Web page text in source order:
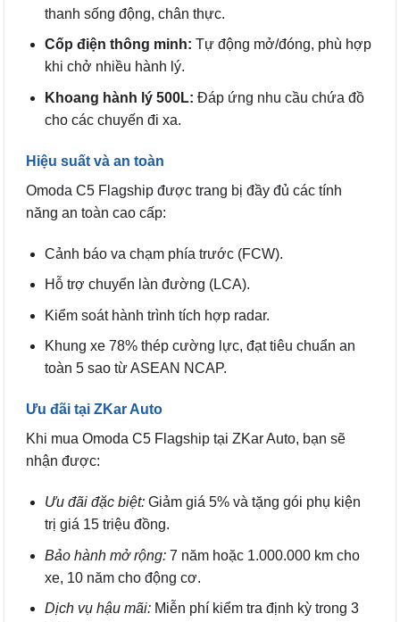
thanh sống động, chân thực.
Cốp điện thông minh: Tự động mở/đóng, phù hợp
khi chở nhiều hành lý.
Khoang hành lý 500L: Đáp ứng nhu cầu chứa đồ
cho các chuyến đi xa.
Hiệu suất và an toàn
Omoda C5 Flagship được trang bị đầy đủ các tính
năng an toàn cao cấp:
Cảnh báo va chạm phía trước (FCW).
Hỗ trợ chuyển làn đường (LCA).
Kiểm soát hành trình tích hợp radar.
Khung xe 78% thép cường lực, đạt tiêu chuẩn an
toàn 5 sao từ ASEAN NCAP.
Ưu đãi tại ZKar Auto
Khi mua Omoda C5 Flagship tại ZKar Auto, bạn sẽ
nhận được:
Ưu đãi đặc biệt:Giảm giá 5% và tặng gói phụ kiện
trị giá 15 triệu đồng.
Bảo hành mở rộng:7 năm hoặc 1.000.000 km cho
xe, 10 năm cho động cơ.
Dịch vụ hậu mãi:Miễn phí kiểm tra định kỳ trong 3